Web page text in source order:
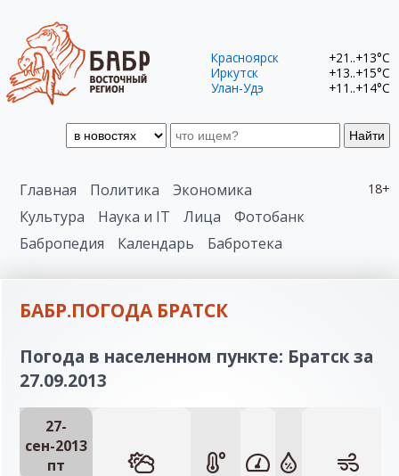
Найти
Красноярск
+21..+13°C
Иркутск
+13..+15°C
Улан-Удэ
+11..+14°C
18+
Главная Политика
Экономика
Культура
Наука и IT Лица
Фотобанк
Бабропедия
Календарь Бабротека
БАБР.ПОГОДА БРАТСК
Погода в населенном пункте: Братск за
27.09.2013
27-
сен-2013
пт